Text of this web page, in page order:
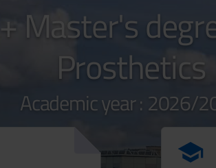
Master's
Prosthetics
Academic year : 2026/